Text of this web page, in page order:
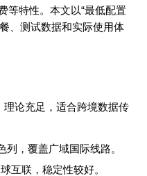
等特性。本文以“最低配置
、测试数据和实际使用体
理论充足，适合跨境数据传
列，覆盖广域国际线路。
互联，稳定性较好。